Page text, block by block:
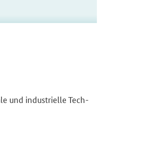
und in­dus­tri­el­le Tech­